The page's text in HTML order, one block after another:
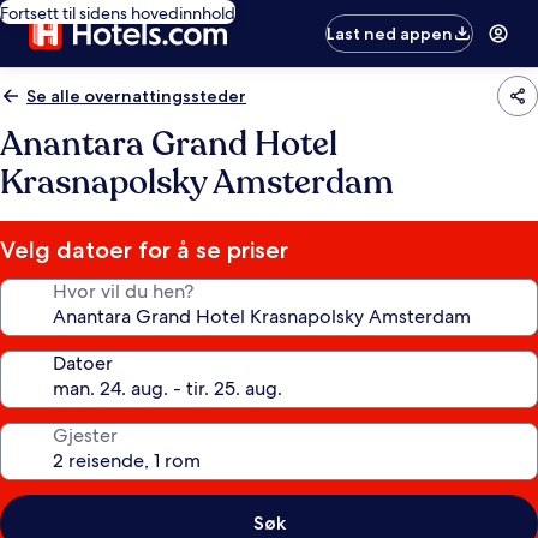
Fortsett til sidens hovedinnhold
Last ned appen
Se alle overnattingssteder
Anantara Grand Hotel
Krasnapolsky Amsterdam
Velg datoer for å se priser
Hvor vil du hen?
Datoer
Gjester
Søk